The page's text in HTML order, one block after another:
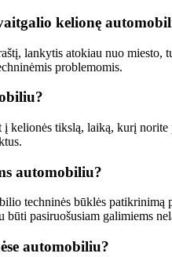
kelionę
lankytis atokiau nuo
problemomis.
tikslą, laiką, kurį
automobiliu?
techninės būklės
pasiruošusiam galimiems
automobiliu?